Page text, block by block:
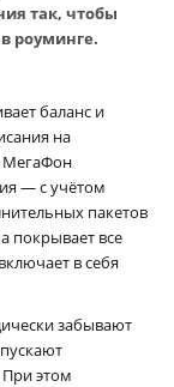
так, чтобы
роуминге.
баланс и
на
МегаФон
— с учётом
пакетов
покрывает все
в себя
забывают
этом